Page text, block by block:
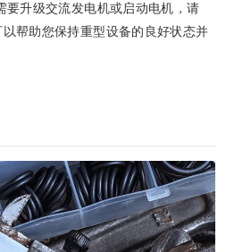
要升级交流发电机或启动电机，请
帮助您保持重型设备的良好状态并